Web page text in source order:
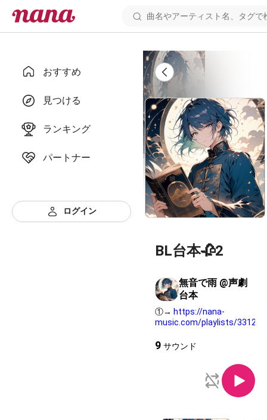
おすすめ
見つける
ランキング
パートナー
ログイン
BL台本🥀2
無音で雨 @声劇
台本
①→ https://nana-
music.com/playlists/
9 サウンド